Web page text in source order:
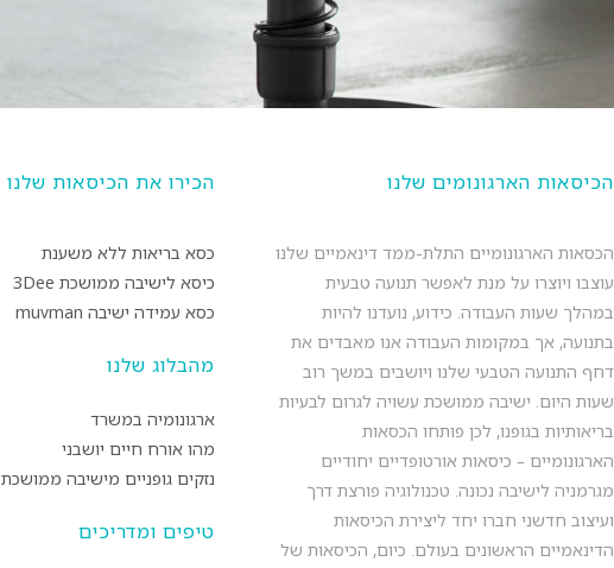
הכיסאות הארגונומים שלנו
הכסאות הארגונומיים התלת-ממד דינאמיים שלנו
עוצבו ויוצרו על מנת לאפשר תנועה טבעית
במהלך שעות העבודה. כידוע, נועדנו להיות
בתנועה, אך במקומות העבודה אנו מאבדים את
דחף התנועה הטבעי שלנו ויושבים במשך רוב
שעות היום. ישיבה ממושכת עשויה לגרום לבעיות
בריאותיות בגופנו, לכן פותחו הכסאות
הארגונומיים – כיסאות אורטופדיים יחודיים
מגרמניה לישיבה נכונה. טכנולוגיה פורצת דרך
ועיצוב חדשני חברו יחד ליצירת הכיסאות
הדינאמיים הראשונים בעולם. כיום, הכיסאות של
הכירו את הכיסאות שלנו
כסא בריאות ללא משענת
כיסא לישיבה ממושכת 3Dee
כסא עמידה ישיבה muvman
מהבלוג שלנו
ארגונומיה במשרד
מהו אורח חיים יושבני
נזקים גופניים מישיבה ממושכת
טיפים ומדריכים